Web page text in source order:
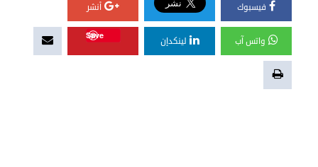
فيسبوك أنشر
واتس آب لينكدإن
Save